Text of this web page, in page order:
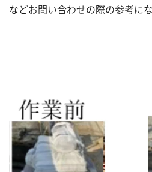
などお問い合わせの際の参考に